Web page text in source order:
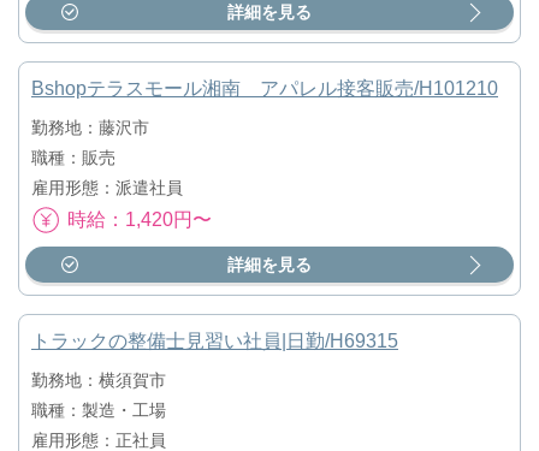
詳細を見る
Bshopテラスモール湘南 アパレル接客販売/H101210
勤務地：藤沢市
職種：販売
雇用形態：派遣社員
時給：1,420円〜
詳細を見る
トラックの整備士見習い社員|日勤/H69315
勤務地：横須賀市
職種：製造・工場
雇用形態：正社員